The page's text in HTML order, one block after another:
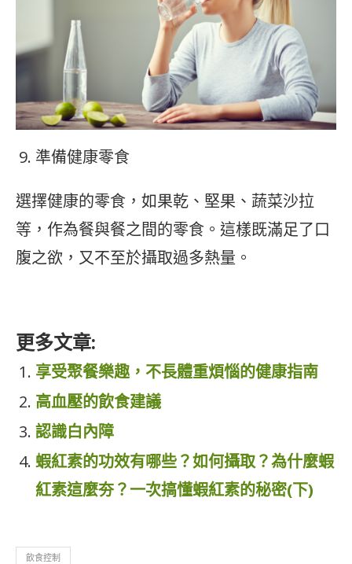
準備健康零食
選擇健康的零食，如果乾、堅果、蔬菜沙拉
等，作為餐與餐之間的零食。這樣既滿足了口
腹之欲，又不至於攝取過多熱量。
更多文章:
享受聚餐樂趣，不長體重煩惱​的健康指南
高血壓的飲食建議
認識白內障
蝦紅素的功效有哪些？如何攝取？為什麼蝦
紅素這麼夯？一次搞懂蝦紅素的秘密(下)
飲食控制